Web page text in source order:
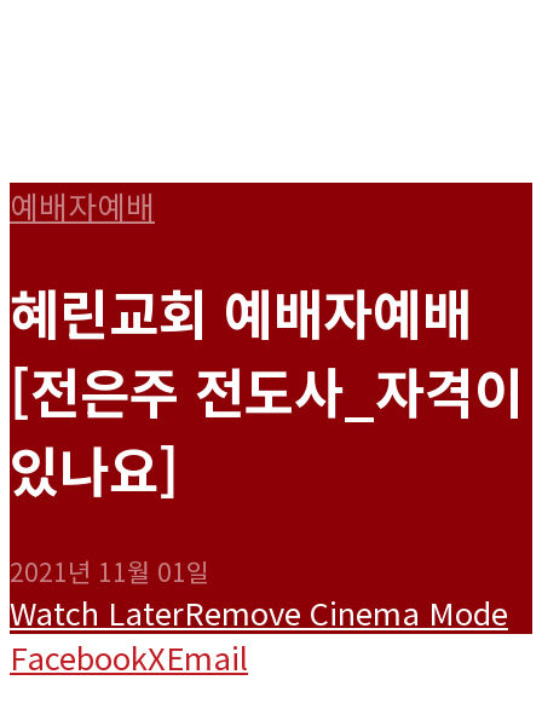
예배자예배
혜린교회 예배자예배
[전은주 전도사_자격이
있나요]
2021년 11월 01일
Watch LaterRemove Cinema Mode
FacebookXEmail